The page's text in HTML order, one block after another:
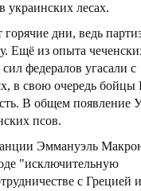
украинских лесах.
дни, ведь
Ещё из опыта
федералов угасали с
в свою очередь бойцы
В общем появление
псов.
Эммануэль
"исключительную
с Грецией